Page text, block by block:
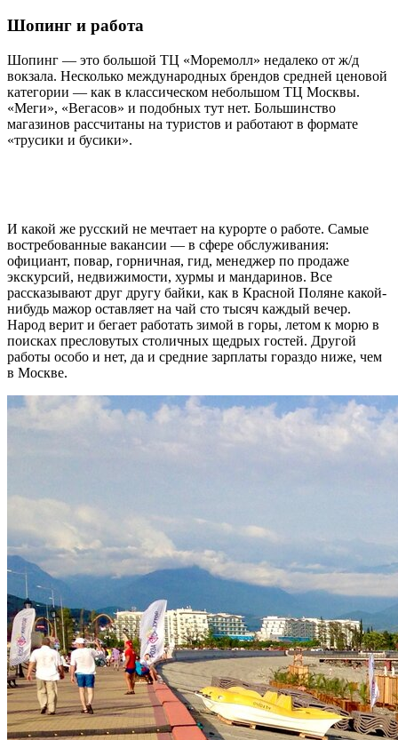
Шопинг и работа
Шопинг — это большой ТЦ «Моремолл» недалеко от ж/д
вокзала. Несколько международных брендов средней ценовой
категории — как в классическом небольшом ТЦ Москвы.
«Меги», «Вегасов» и подобных тут нет. Большинство
магазинов рассчитаны на туристов и работают в формате
«трусики и бусики».
И какой же русский не мечтает на курорте о работе. Самые
востребованные вакансии — в сфере обслуживания:
официант, повар, горничная, гид, менеджер по продаже
экскурсий, недвижимости, хурмы и мандаринов. Все
рассказывают друг другу байки, как в Красной Поляне какой-
нибудь мажор оставляет на чай сто тысяч каждый вечер.
Народ верит и бегает работать зимой в горы, летом к морю в
поисках пресловутых столичных щедрых гостей. Другой
работы особо и нет, да и средние зарплаты гораздо ниже, чем
в Москве.